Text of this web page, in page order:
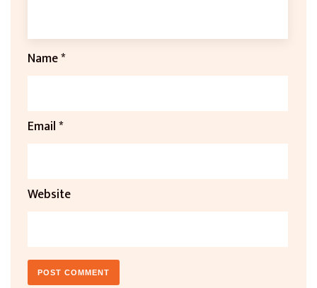
Name*
Email*
Website